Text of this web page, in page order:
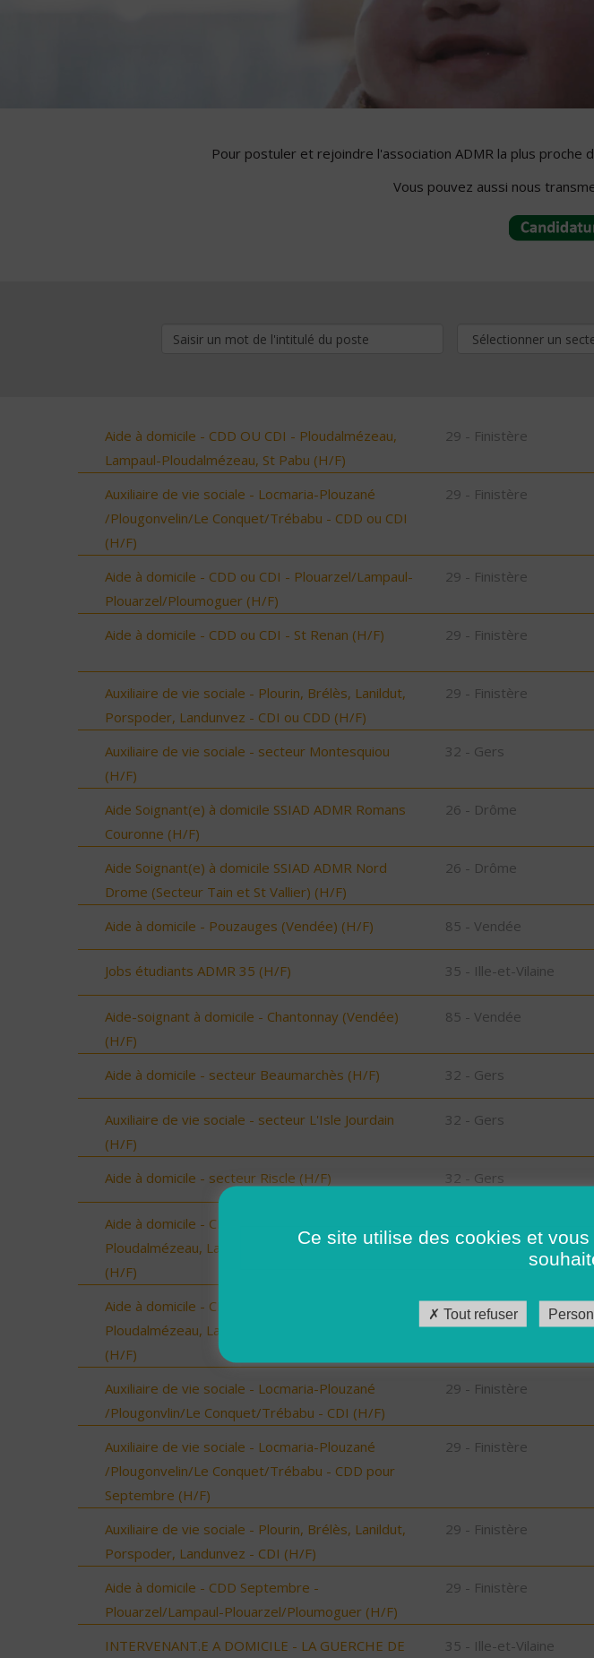
Pour postuler et rejoindre l'association ADMR la plus
Vous pouvez aussi nous
Aide à domicile - CDD OU CDI - Ploudalmézeau,
Lampaul-Ploudalmézeau, St Pabu (H/F)
29 - Finistère
Auxiliaire de vie sociale - Locmaria-Plouzané
/Plougonvelin/Le Conquet/Trébabu - CDD ou CDI
(H/F)
29 - Finistère
Aide à domicile - CDD ou CDI - Plouarzel/Lampaul-
Plouarzel/Ploumoguer (H/F)
29 - Finistère
Aide à domicile - CDD ou CDI - St Renan (H/F) 29 - Finistère
Auxiliaire de vie sociale - Plourin, Brélès, Lanildut,
Porspoder, Landunvez - CDI ou CDD (H/F)
29 - Finistère
Auxiliaire de vie sociale - secteur Montesquiou
(H/F)
32 - Gers
Aide Soignant(e) à domicile SSIAD ADMR Romans
Couronne (H/F)
26 - Drôme
Aide Soignant(e) à domicile SSIAD ADMR Nord
Drome (Secteur Tain et St Vallier) (H/F)
26 - Drôme
Aide à domicile - Pouzauges (Vendée) (H/F) 85 - Vendée
Jobs étudiants ADMR 35 (H/F) 35 - Ille-et-Vilaine
Aide-soignant à domicile - Chantonnay (Vendée)
(H/F)
85 - Vendée
Aide à domicile - secteur Beaumarchès (H/F) 32 - Gers
Auxiliaire de vie sociale - secteur L'Isle Jourdain
(H/F)
32 - Gers
Aide à domicile - secteur Riscle (H/F) 32 - Gers
Aide à domicile - CDD Septembre -
Ploudalmézeau, Lampaul-Ploudalmézeau, St Pabu
(H/F)
Aide à domicile - CDD Septembre -
Ploudalmézeau, Lampaul-Ploudalmézeau, St Pabu
(H/F)
29 - Finistère
Auxiliaire de vie sociale - Locmaria-Plouzané
/Plougonvlin/Le Conquet/Trébabu - CDI (H/F)
29 - Finistère
Auxiliaire de vie sociale - Locmaria-Plouzané
/Plougonvelin/Le Conquet/Trébabu - CDD pour
Septembre (H/F)
29 - Finistère
Auxiliaire de vie sociale - Plourin, Brélès, Lanildut,
Porspoder, Landunvez - CDI (H/F)
29 - Finistère
Aide à domicile - CDD Septembre -
Plouarzel/Lampaul-Plouarzel/Ploumoguer (H/F)
29 - Finistère
INTERVENANT.E A DOMICILE - LA GUERCHE DE
35 - Ille-et-Vilaine
Ce site utilise des cookies et
Tout refuser